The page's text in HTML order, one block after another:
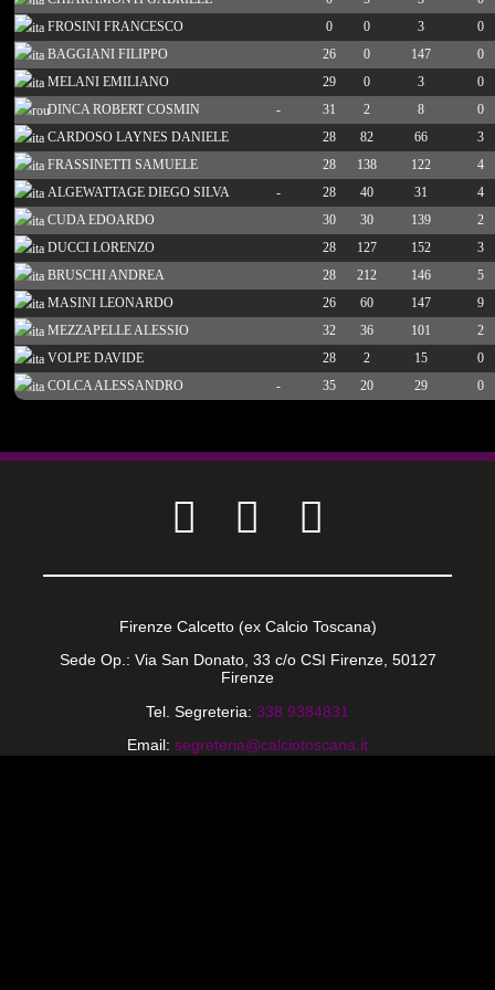
FROSINI FRANCESCO
0 0 3
0
BAGGIANI FILIPPO
26 0 147
0
MELANI EMILIANO
29 0 3
0
DINCA ROBERT COSMIN
- 31 2 8
0
CARDOSO LAYNES DANIELE
28 82 66
3
FRASSINETTI SAMUELE
28 138 122
4
ALGEWATTAGE DIEGO SILVA
- 28 40 31
4
CUDA EDOARDO
30 30 139
2
DUCCI LORENZO
28 127 152
3
BRUSCHI ANDREA
28 212 146
5
MASINI LEONARDO
26 60 147
9
MEZZAPELLE ALESSIO
32 36 101
2
VOLPE DAVIDE
28 2 15
0
COLCA ALESSANDRO
- 35 20 29 0
Firenze Calcetto (ex Calcio Toscana)
Sede Op.: Via San Donato, 33 c/o CSI Firenze, 50127
Firenze
Tel. Segreteria: 338 9384831
Email: segreteria@calciotoscana.it